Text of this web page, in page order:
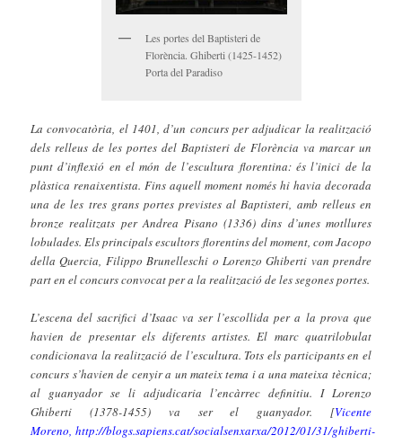
Les portes del Baptisteri de
Florència. Ghiberti (1425-1452)
Porta del Paradiso
La convocatòria, el 1401, d’un concurs per adjudicar la realització
dels relleus de les portes del Baptisteri de Florència va marcar un
punt d’inflexió en el món de l’escultura florentina: és l’inici de la
plàstica renaixentista. Fins aquell moment només hi havia decorada
una de les tres grans portes previstes al Baptisteri, amb relleus en
bronze realitzats per Andrea Pisano (1336) dins d’unes motllures
lobulades. Els principals escultors florentins del moment, com Jacopo
della Quercia, Filippo Brunelleschi o Lorenzo Ghiberti van prendre
part en el concurs convocat per a la realització de les segones portes.
L’escena del sacrifici d’Isaac va ser l’escollida per a la prova que
havien de presentar els diferents artistes. El marc quatrilobulat
condicionava la realització de l’escultura. Tots els participants en el
concurs s’havien de cenyir a un mateix tema i a una mateixa tècnica;
al guanyador se li adjudicaria l’encàrrec definitiu. I Lorenzo
Ghiberti (1378-1455) va ser el guanyador. [Vicente
Moreno, http://blogs.sapiens.cat/socialsenxarxa/2012/01/31/ghiberti-